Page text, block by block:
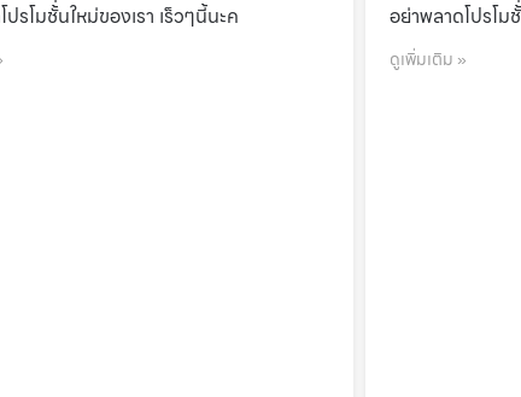
รโมชั้่นใหม่ของเรา เร็วๆนี้นะค อย่าพลาดโปรโม
ดูเพิ่มเติม »